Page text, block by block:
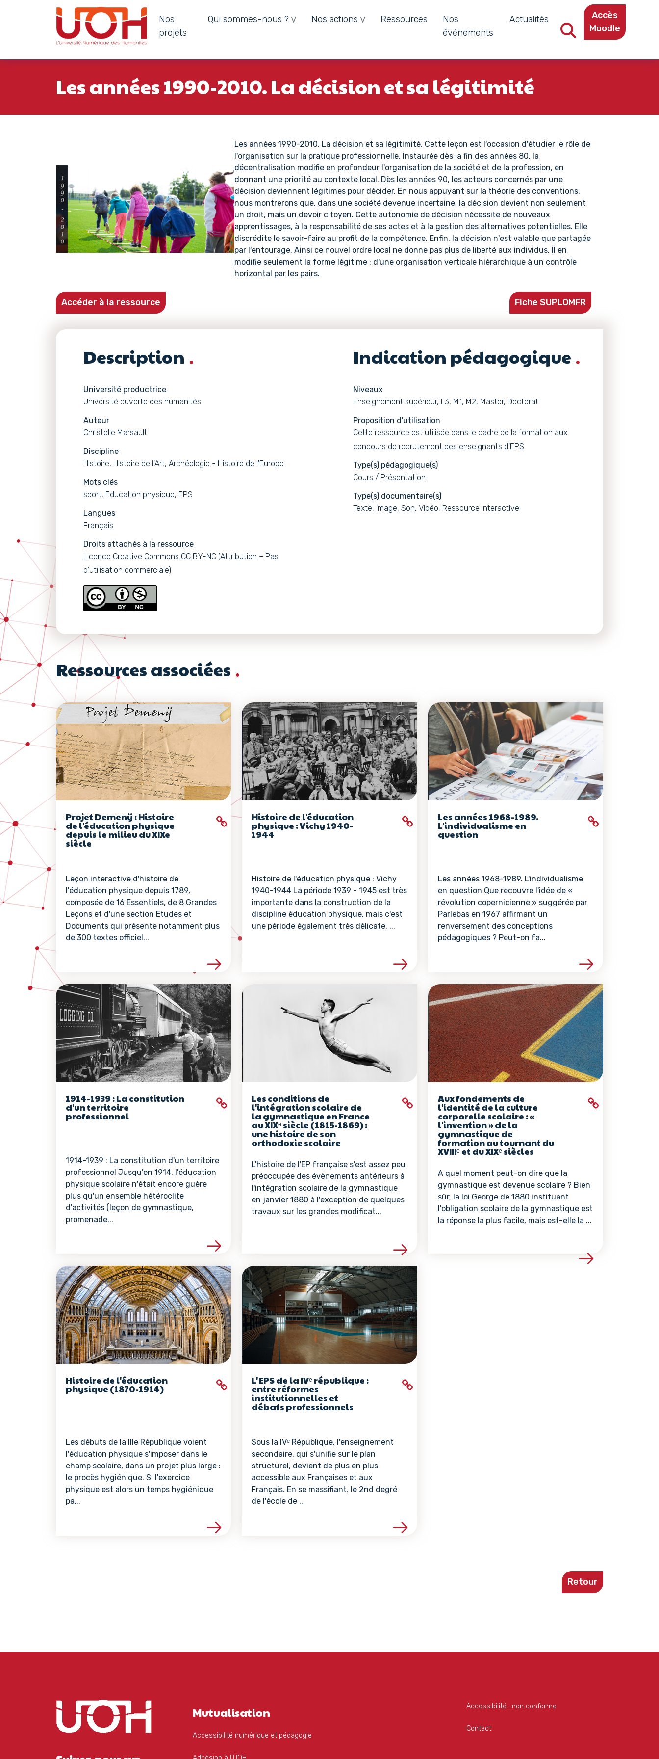
Navigation principale
Nos
projets
Qui sommes-nous ? Nos actions Ressources
Nos
événements
Actualités
Accès
Moodle
Les années 1990-2010. La décision et sa légitimité
Les années 1990-2010. La décision et sa légitimité. Cette leçon est l'occasion d'étudier le rôle de
l'organisation sur la pratique professionnelle. Instaurée dès la fin des années 80, la
décentralisation modifie en profondeur l'organisation de la société et de la profession, en
donnant une priorité au contexte local. Dès les années 90, les acteurs concernés par une
décision deviennent légitimes pour décider. En nous appuyant sur la théorie des conventions,
nous montrerons que, dans une société devenue incertaine, la décision devient non seulement
un droit, mais un devoir citoyen. Cette autonomie de décision nécessite de nouveaux
apprentissages, à la responsabilité de ses actes et à la gestion des alternatives potentielles. Elle
discrédite le savoir-faire au profit de la compétence. Enfin, la décision n'est valable que partagée
par l'entourage. Ainsi ce nouvel ordre local ne donne pas plus de liberté aux individus. Il en
modifie seulement la forme légitime : d'une organisation verticale hiérarchique à un contrôle
horizontal par les pairs.
Accéder à la ressource Fiche SUPLOMFR
Description
Université productrice
Université ouverte des humanités
Auteur
Christelle Marsault
Discipline
Histoire, Histoire de l'Art, Archéologie - Histoire de l'Europe
Mots clés
sport, Education physique, EPS
Langues
Français
Droits attachés à la ressource
Licence Creative Commons CC BY-NC (Attribution – Pas
d’utilisation commerciale)
Indication pédagogique
Niveaux
Enseignement supérieur, L3, M1, M2, Master, Doctorat
Proposition d'utilisation
Cette ressource est utilisée dans le cadre de la formation aux
concours de recrutement des enseignants d'EPS
Type(s) pédagogique(s)
Cours / Présentation
Type(s) documentaire(s)
Texte, Image, Son, Vidéo, Ressource interactive
Ressources associées
Projet Demenÿ : Histoire
de l'éducation physique
depuis le milieu du XIXe
siècle
Leçon interactive d'histoire de
l'éducation physique depuis 1789,
composée de 16 Essentiels, de 8 Grandes
Leçons et d'une section Etudes et
Documents qui présente notamment plus
de 300 textes officiel...
Voir les détails de la ressource
Histoire de l'éducation
physique : Vichy 1940-
1944
Histoire de l'éducation physique : Vichy
1940-1944 La période 1939 - 1945 est très
importante dans la construction de la
discipline éducation physique, mais c'est
une période également très délicate. ...
Voir les détails de la ressource
Les années 1968-1989.
L'individualisme en
question
Les années 1968-1989. L'individualisme
en question Que recouvre l'idée de «
révolution copernicienne » suggérée par
Parlebas en 1967 affirmant un
renversement des conceptions
pédagogiques ? Peut-on fa...
Voir les détails de la ressource
1914-1939 : La constitution
d'un territoire
professionnel
1914-1939 : La constitution d'un territoire
professionnel Jusqu'en 1914, l'éducation
physique scolaire n'était encore guère
plus qu'un ensemble hétéroclite
d'activités (leçon de gymnastique,
promenade...
Voir les détails de la ressource
Les conditions de
l'intégration scolaire de
la gymnastique en France
au XIXᵉ siècle (1815-1869) :
une histoire de son
orthodoxie scolaire
L'histoire de l'EP française s'est assez peu
préoccupée des évènements antérieurs à
l'intégration scolaire de la gymnastique
en janvier 1880 à l'exception de quelques
travaux sur les grandes modificat...
Voir les détails de la ressource
Aux fondements de
l'identité de la culture
corporelle scolaire : «
l'invention » de la
gymnastique de
formation au tournant du
XVIIIᵉ et du XIXᵉ siècles
A quel moment peut-on dire que la
gymnastique est devenue scolaire ? Bien
sûr, la loi George de 1880 instituant
l'obligation scolaire de la gymnastique est
la réponse la plus facile, mais est-elle la ...
Voir les détails de la ressource
Histoire de l'éducation
physique (1870-1914)
Les débuts de la IIIe République voient
l'éducation physique s'imposer dans le
champ scolaire, dans un projet plus large :
le procès hygiénique. Si l'exercice
physique est alors un temps hygiénique
pa...
Voir les détails de la ressource
L'EPS de la IVᵉ république :
entre réformes
institutionnelles et
débats professionnels
Sous la IVᵉ République, l'enseignement
secondaire, qui s'unifie sur le plan
structurel, devient de plus en plus
accessible aux Françaises et aux
Français. En se massifiant, le 2nd degré
de l'école de ...
Voir les détails de la ressource
Retour
Mutualisation
Accessibilité numérique et pédagogie
Accessibilité : non conforme
Contact